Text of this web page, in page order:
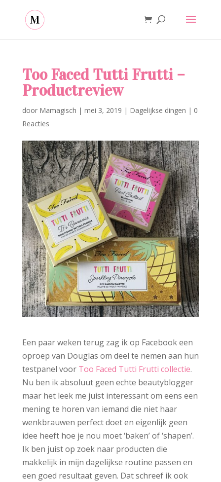
Too Faced Tutti Frutti –
Productreview
door Mamagisch | mei 3, 2019 | Dagelijkse dingen | 0
Reacties
Een paar weken terug zag ik op Facebook een
oproep van Douglas om deel te nemen aan hun
testpanel voor Too Faced Tutti Frutti collectie.
Nu ben ik absoluut geen echte beautyblogger
maar het leek me juist interessant om eens een
mening te horen van iemand die niet haar
wenkbrauwen perfect doet en eigenlijk geen
idee heeft hoe je nou moet ‘baken’ of ‘shapen’.
Ik ben juist op zoek naar producten die
makkelijk in mijn dagelijkse routine passen en
een goed resultaat geven. Dat schreef ik ook